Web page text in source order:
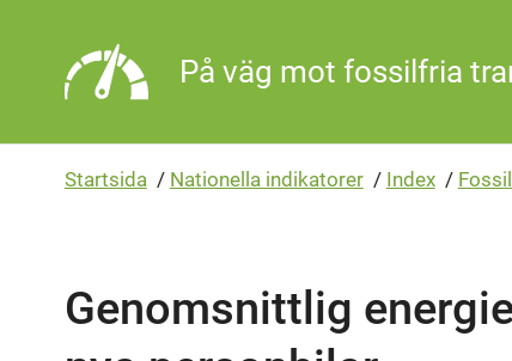
På väg mot fossilfria
Startsida / Nationella indikatorer / Index /
Genomsnittlig